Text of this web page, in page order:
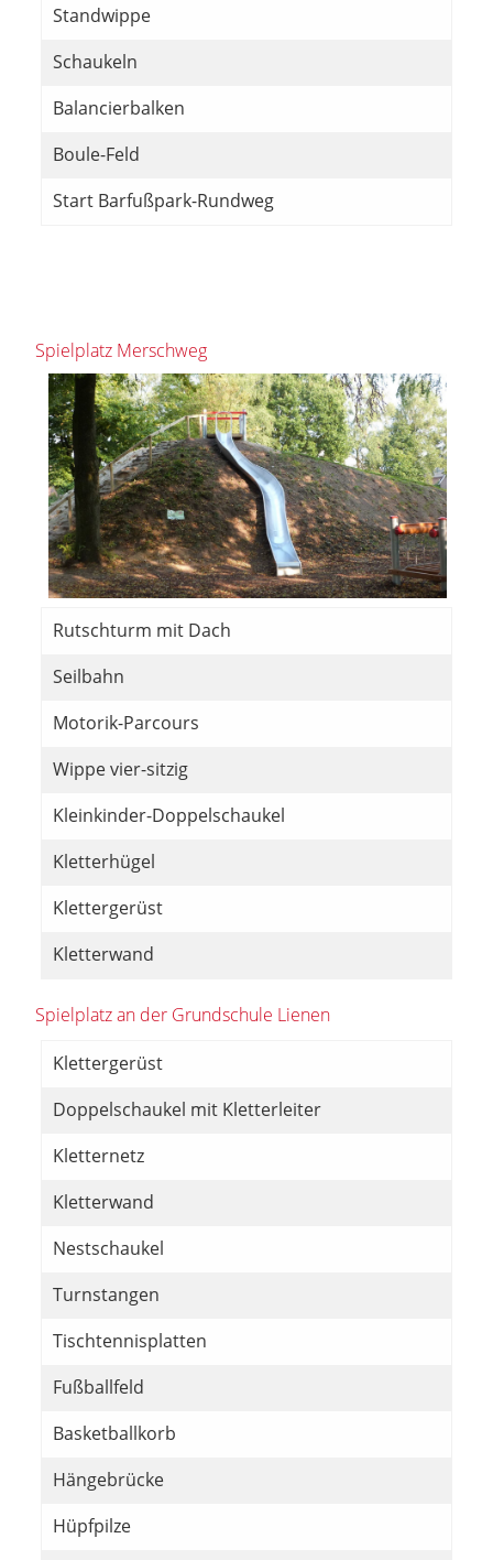
Standwippe
Schaukeln
Balancierbalken
Boule-Feld
Start Barfußpark-Rundweg
Spielplatz Merschweg
Rutschturm mit Dach
Seilbahn
Motorik-Parcours
Wippe vier-sitzig
Kleinkinder-Doppelschaukel
Kletterhügel
Klettergerüst
Kletterwand
Spielplatz an der Grundschule Lienen
Klettergerüst
Doppelschaukel mit Kletterleiter
Kletternetz
Kletterwand
Nestschaukel
Turnstangen
Tischtennisplatten
Fußballfeld
Basketballkorb
Hängebrücke
Hüpfpilze